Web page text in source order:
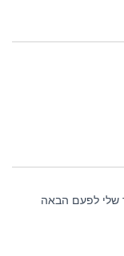
שלי לפעם הבאה